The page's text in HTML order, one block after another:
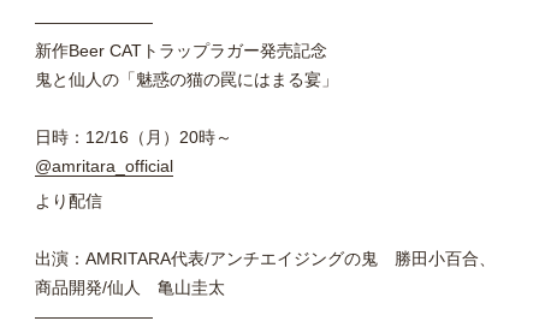
———————
新作Beer CATトラップラガー発売記念
鬼と仙人の「魅惑の猫の罠にはまる宴」
日時：12/16（月）20時～
@amritara_official
より配信
出演：AMRITARA代表/アンチエイジングの鬼 勝田小百合、
商品開発/仙人 亀山圭太
———————